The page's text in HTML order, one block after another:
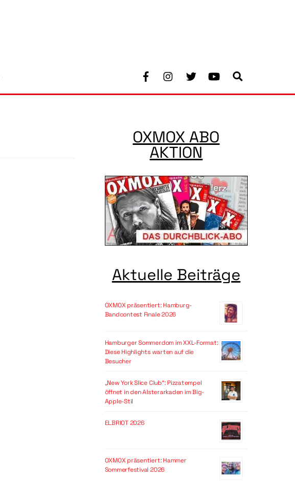
Facebook Youtube
OXMOX ABO
AKTION
Aktuelle Beiträge
OXMOX präsentiert: Hamburg-
Bandcontest Finale 2026
Hamburger Sommerdom im XXL-Format:
Diese Highlights warten auf die
Besucher
„New York Slice Club“: Pizzatempel
öffnet in den Alsterarkaden im Big-
Apple-Stil
ELBRIOT 2026
OXMOX präsentiert: Hammer
Sommerfestival 2026